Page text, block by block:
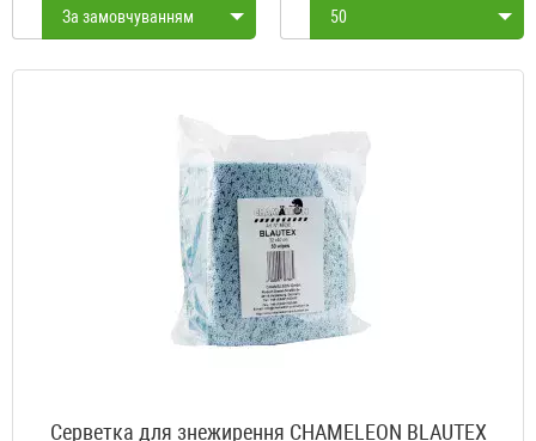
За замовчуванням 50
Серветка для знежирення CHAMELEON BLAUTEX